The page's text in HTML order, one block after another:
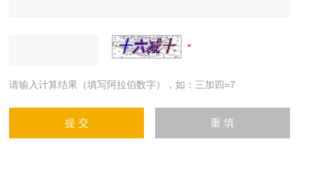
请输入计算结果（填写阿拉伯数字），如：三加四=7